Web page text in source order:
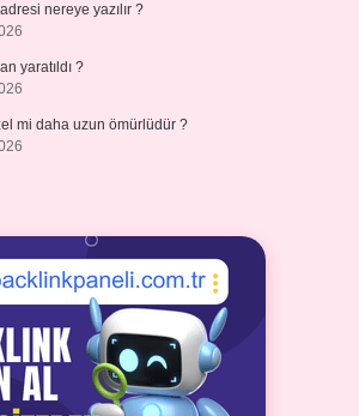
nereye yazılır ?
yaratıldı ?
mi daha uzun ömürlüdür ?